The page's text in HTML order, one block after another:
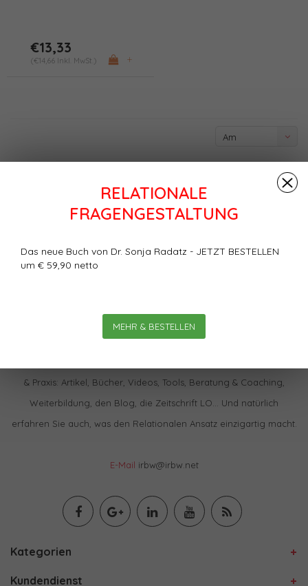
RELATIONALE
FRAGENGESTALTUNG
Das neue Buch von Dr. Sonja Radatz - JETZT BESTELLEN
um € 59,90 netto
MEHR & BESTELLEN
€13,33
(€14,66 Inkl. MwSt.) +
Am
& Praxis: Artikel, Bücher, Videos, Tools, Beratung & Coaching,
Weiterbildung, den Blog, die Zeitschrift LO… Und natürlich
erfahren Sie auch, was den Relationalen Ansatz einzigartig macht.
E-Mail irbw@irbw.net
Kategorien
Kundendienst